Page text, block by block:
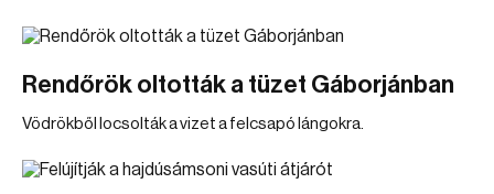
Rendőrök oltották a tüzet Gáborjánban
Vödrökből locsolták a vizet a felcsapó lángokra.